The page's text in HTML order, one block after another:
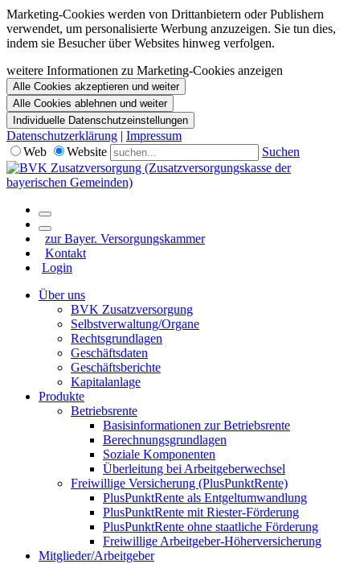
Marketing-Cookies werden von Drittanbietern oder Publishern
verwendet, um personalisierte Werbung anzuzeigen. Sie tun dies,
indem sie Besucher über Websites hinweg verfolgen.
weitere Informationen zu Marketing-Cookies anzeigen
Alle Cookies akzeptieren und weiter
Alle Cookies ablehnen und weiter
Individuelle Datenschutzeinstellungen
Datenschutzerklärung | Impressum
Web
Website Suchen
zur Bayer. Versorgungskammer
Kontakt
Login
Über uns
BVK Zusatzversorgung
Selbstverwaltung/Organe
Rechtsgrundlagen
Geschäftsdaten
Geschäftsberichte
Kapitalanlage
Produkte
Betriebsrente
Basisinformationen zur Betriebsrente
Berechnungsgrundlagen
Soziale Komponenten
Überleitung bei Arbeitgeberwechsel
Freiwillige Versicherung (PlusPunktRente)
PlusPunktRente als Entgeltumwandlung
PlusPunktRente mit Riester-Förderung
PlusPunktRente ohne staatliche Förderung
Freiwillige Arbeitgeber-Höherversicherung
Mitglieder/Arbeitgeber